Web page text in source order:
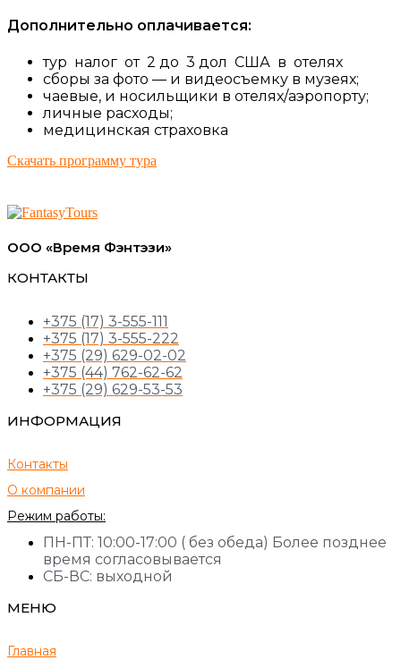
Дополнительно оплачивается:
тур налог от 2 до 3 дол США в отелях
сборы за фото — и видеосъемку в музеях;
чаевые, и носильщики в отелях/аэропорту;
личные расходы;
медицинская страховка
Скачать программу тура
ООО «Время Фэнтэзи»
КОНТАКТЫ
+375 (17) 3-555-111
+375 (17) 3-555-222
+375 (29) 629-02-02
+375 (44) 762-62-62
+375 (29) 629-53-53
ИНФОРМАЦИЯ
Контакты
О компании
Режим работы:
ПН-ПТ: 10:00-17:00 ( без обеда) Более позднее
время согласовывается
СБ-ВС: выходной
МЕНЮ
Главная